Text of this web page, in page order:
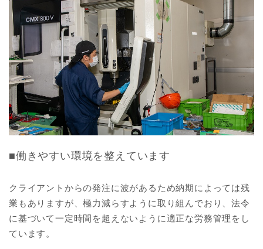
■働きやすい環境を整えています
クライアントからの発注に波があるため納期によっては残
業もありますが、極力減らすように取り組んでおり、法令
に基づいて一定時間を超えないように適正な労務管理をし
ています。